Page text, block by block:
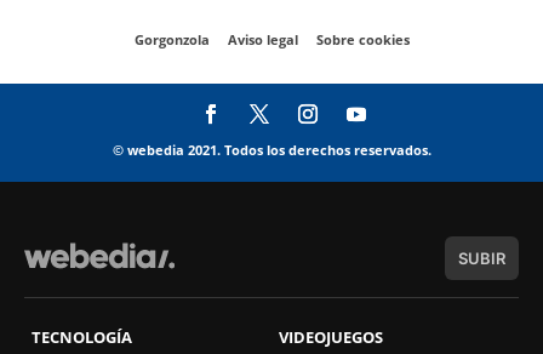
Gorgonzola Aviso legal Sobre cookies
© webedia 2021. Todos los derechos reservados.
SUBIR
TECNOLOGÍA
VIDEOJUEGOS